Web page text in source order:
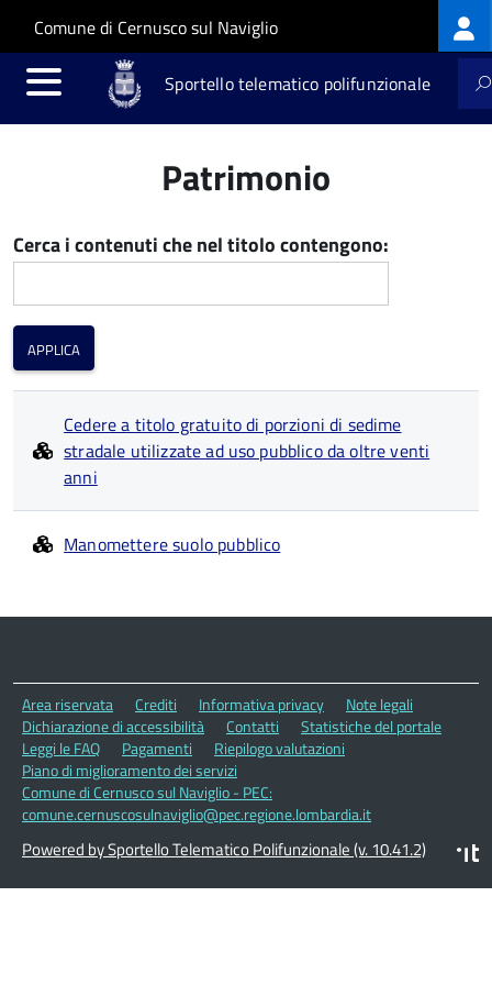
Salta al contenuto principale
Skip to site navigation
Comune di Cernusco sul Naviglio
Sportello telematico polifunzionale
Patrimonio
Cerca i contenuti che nel titolo contengono:
Cedere a titolo gratuito di porzioni di sedime
stradale utilizzate ad uso pubblico da oltre venti
anni
Manomettere suolo pubblico
Area riservata Crediti Informativa privacy
Note legali
Dichiarazione di accessibilità
Contatti
Statistiche del portale
Leggi le FAQ
Pagamenti
Riepilogo valutazioni
Piano di miglioramento dei servizi
Comune di Cernusco sul Naviglio - PEC:
comune.cernuscosulnaviglio@pec.regione.lombardia.it
Powered by Sportello Telematico Polifunzionale (v. 10.41.2)